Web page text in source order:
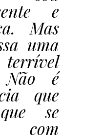
e
Mas
uma
terrível
Não é
que
se
com